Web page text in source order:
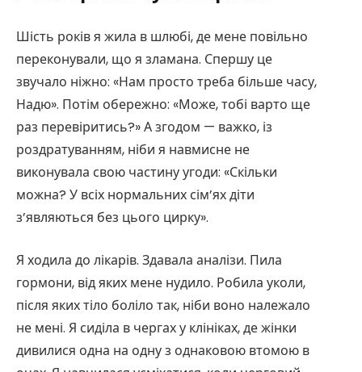
Шість років я жила в шлюбі, де мене повільно
переконували, що я зламана. Спершу це
звучало ніжно: «Нам просто треба більше часу,
Надю». Потім обережно: «Може, тобі варто ще
раз перевіритись?» А згодом — важко, із
роздратуванням, ніби я навмисне не
виконувала свою частину угоди: «Скільки
можна? У всіх нормальних сім’ях діти
з’являються без цього цирку».
Я ходила до лікарів. Здавала аналізи. Пила
гормони, від яких мене нудило. Робила уколи,
після яких тіло боліло так, ніби воно належало
не мені. Я сиділа в чергах у клініках, де жінки
дивилися одна на одну з однаковою втомою в